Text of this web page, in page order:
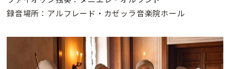
録音場所：アルフレード・カゼッラ音楽院ホール